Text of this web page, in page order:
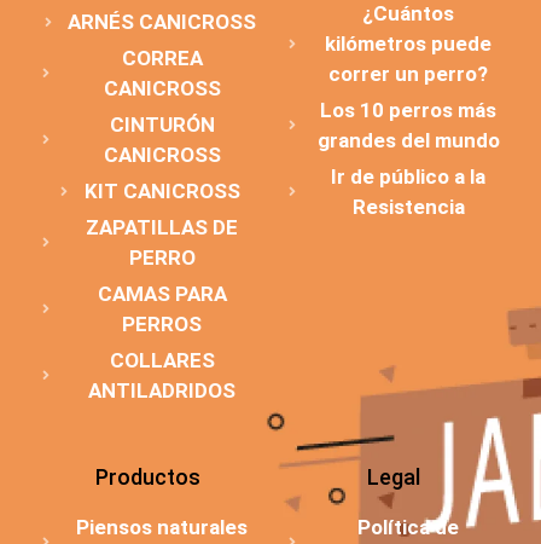
ARNÉS CANICROSS
CORREA
CANICROSS
CINTURÓN
CANICROSS
KIT CANICROSS
ZAPATILLAS DE
PERRO
CAMAS PARA
PERROS
COLLARES
ANTILADRIDOS
¿Cuántos
kilómetros puede
correr un perro?
Los 10 perros más
grandes del mundo
Ir de público a la
Resistencia
Productos
Piensos naturales
Legal
Política de